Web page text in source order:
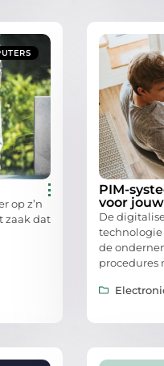
op z’n
zaak dat
PIM-
voor
De
de
procedures